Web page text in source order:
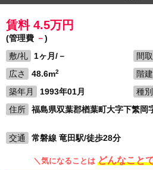
賃料 4.5万円
(管理費 －)
敷/礼
1ヶ月/－ 間
広さ
48.6m2 階建
築年月
1993年01月 種別
住所
福島県双葉郡楢葉町大字下繁岡
交通 常磐線 竜田駅/徒歩28分
＼気になることは どんなこと